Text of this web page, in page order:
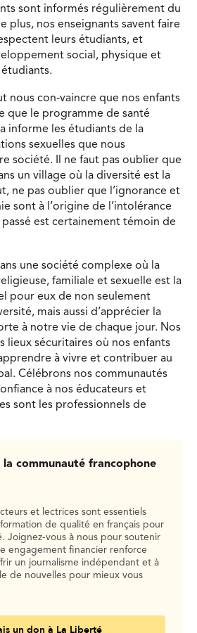
sont informés régulièrement du
plus, nos enseignants savent faire
leurs étudiants, et
social, physique et
nous con-vaincre que nos enfants
que le programme de santé
informe les étudiants de la
sexuelles que nous
société. Il ne faut pas oublier que
un village où la diversité est la
ne pas oublier que l’ignorance et
sont à l’origine de l’intolérance
est certainement témoin de
une société complexe où la
familiale et sexuelle est la
pour eux de non seulement
mais aussi d’apprécier la
à notre vie de chaque jour. Nos
lieux sécuritaires où nos enfants
à vivre et contribuer au
Célébrons nos communautés
à nos éducateurs et
sont les professionnels de
la communauté francophone
et lectrices sont essentiels
de qualité en français pour
Joignez-vous à nous pour soutenir
engagement financier renforce
un journalisme indépendant et à
de nouvelles pour mieux vous
un don à La Liberté